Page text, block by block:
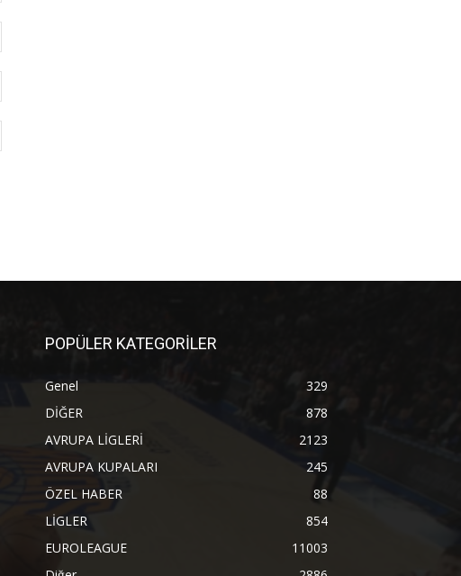
Posta:*
POPÜLER KATEGORİLER
Genel
329
DİĞER
878
AVRUPA LİGLERİ
2123
AVRUPA KUPALARI
245
ÖZEL HABER
88
LİGLER
854
EUROLEAGUE
11003